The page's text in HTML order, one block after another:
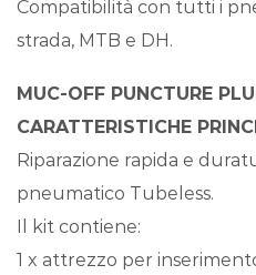
Compatibilità con tutti i
strada, MTB e DH.
MUC-OFF PUNCTURE
CARATTERISTICHE
Riparazione rapida e
pneumatico Tubeless.
Il kit contiene:
1 x attrezzo per